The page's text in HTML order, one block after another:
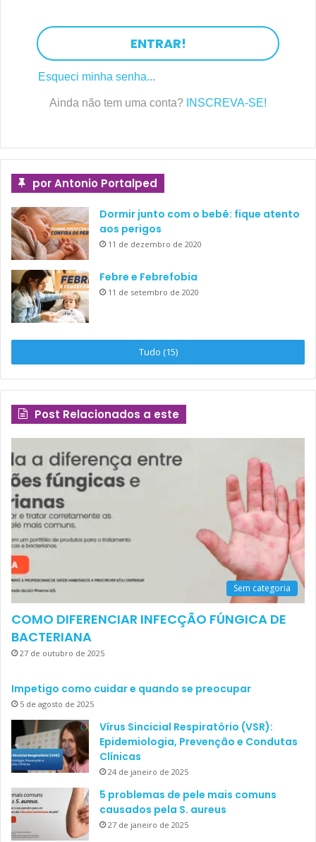
ENTRAR!
Esqueci minha senha...
Ainda não tem uma conta? INSCREVA-SE!
por Antonio Portalped
Dormir junto com o bebê: fique atento
aos perigos
11 de dezembro de 2020
Febre e Febrefobia
11 de setembro de 2020
Tudo (15)
Post Relacionados a este
Sem categoria
COMO DIFERENCIAR INFECÇÃO FÚNGICA DE
BACTERIANA
27 de outubro de 2025
Impetigo como cuidar e quando se preocupar
5 de agosto de 2025
Vírus Sincicial Respiratório (VSR):
Epidemiologia, Prevenção e Condutas
Clínicas
24 de janeiro de 2025
5 problemas de pele mais comuns
causados pela S. aureus
27 de janeiro de 2025